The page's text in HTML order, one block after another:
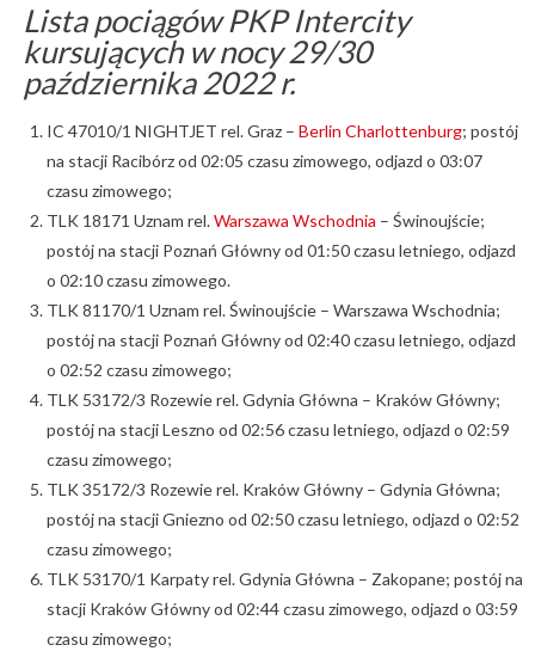
Lista pociągów PKP Intercity
kursujących w nocy 29/30
października 2022 r.
IC 47010/1 NIGHTJET rel. Graz – Berlin Charlottenburg; postój
na stacji Racibórz od 02:05 czasu zimowego, odjazd o 03:07
czasu zimowego;
TLK 18171 Uznam rel.Warszawa Wschodnia – Świnoujście;
postój na stacji Poznań Główny od 01:50 czasu letniego, odjazd
o 02:10 czasu zimowego.
TLK 81170/1 Uznam rel. Świnoujście – Warszawa Wschodnia;
postój na stacji Poznań Główny od 02:40 czasu letniego, odjazd
o 02:52 czasu zimowego;
TLK 53172/3 Rozewie rel. Gdynia Główna – Kraków Główny;
postój na stacji Leszno od 02:56 czasu letniego, odjazd o 02:59
czasu zimowego;
TLK 35172/3 Rozewie rel. Kraków Główny – Gdynia Główna;
postój na stacji Gniezno od 02:50 czasu letniego, odjazd o 02:52
czasu zimowego;
TLK 53170/1 Karpaty rel. Gdynia Główna – Zakopane; postój na
stacji Kraków Główny od 02:44 czasu zimowego, odjazd o 03:59
czasu zimowego;